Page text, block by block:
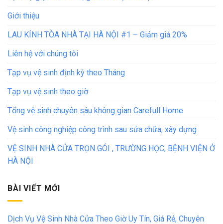
Giới thiệu
LAU KÍNH TÒA NHÀ TẠI HÀ NỘI #1 – Giảm giá 20%
Liên hệ với chúng tôi
Tạp vụ vệ sinh định kỳ theo Tháng
Tạp vụ vệ sinh theo giờ
Tổng vệ sinh chuyên sâu không gian Carefull Home
Vệ sinh công nghiệp công trình sau sửa chữa, xây dựng
VỆ SINH NHÀ CỬA TRỌN GÓI , TRƯỜNG HỌC, BỆNH VIỆN Ở
HÀ NỘI
BÀI VIẾT MỚI
Dịch Vụ Vệ Sinh Nhà Cửa Theo Giờ Uy Tín, Giá Rẻ, Chuyên